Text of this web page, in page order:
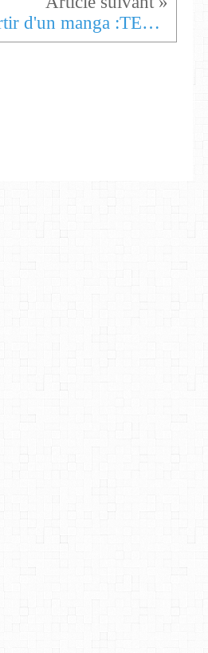
à partir d'un manga :TENGU Hideri Mori, Jirô Osaragi édition Delcourt